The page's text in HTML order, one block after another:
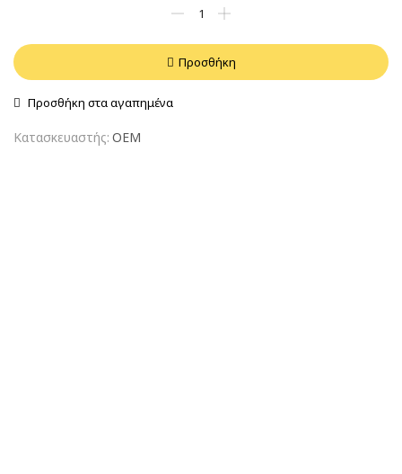
Προσθήκη
Προσθήκη στα αγαπημένα
Κατασκευαστής: OEM